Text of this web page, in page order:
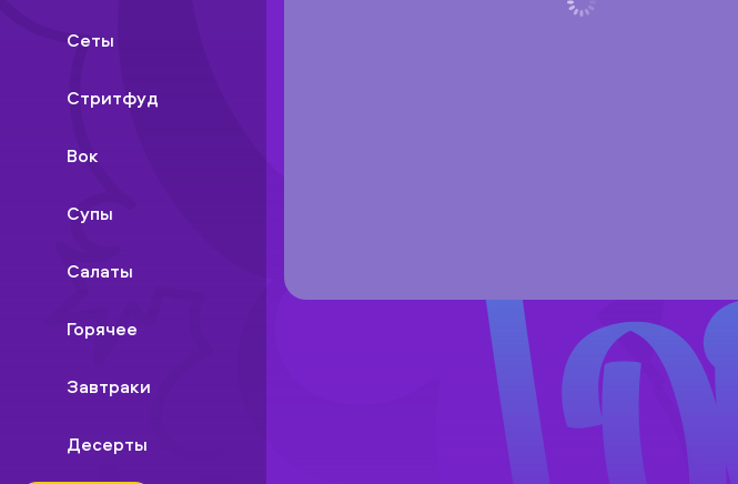
Сеты
Стритфуд
Вок
Супы
Салаты
Горячее
Завтраки
Десерты